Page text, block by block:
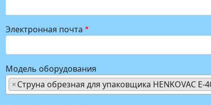
Электронная почта
Модель оборудования
×Струна обрезная для упаковщика HENKOVAC E-